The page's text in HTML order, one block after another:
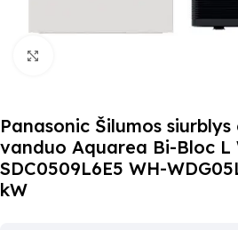
Panasonic Šilumos siurblys
vanduo Aquarea Bi-Bloc L
SDC0509L6E5 WH-
kW